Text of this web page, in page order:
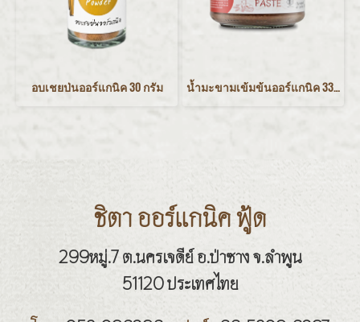
อบเชยป่นออร์แกนิค 30 กรัม น้ำมะขามเข้มข้นออร์แกนิค 330 กรัม
ชิตา ออร์แกนิค ฟู้ด
299หมู่.7 ต.นครเจดีย์ อ.ป่าซาง จ.ลำพูน
51120 ประเทศไทย